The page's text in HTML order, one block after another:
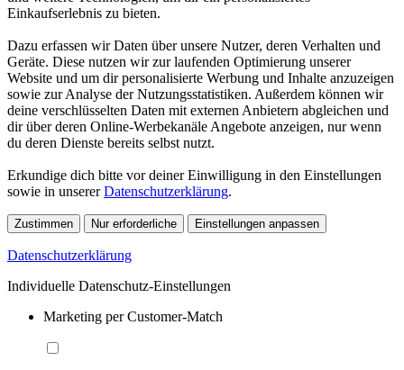
Einkaufserlebnis zu bieten.
Dazu erfassen wir Daten über unsere Nutzer, deren Verhalten und
Geräte. Diese nutzen wir zur laufenden Optimierung unserer
Website und um dir personalisierte Werbung und Inhalte anzuzeigen
sowie zur Analyse der Nutzungsstatistiken. Außerdem können wir
deine verschlüsselten Daten mit externen Anbietern abgleichen und
dir über deren Online-Werbekanäle Angebote anzeigen, nur wenn
du deren Dienste bereits selbst nutzt.
Erkundige dich bitte vor deiner Einwilligung in den Einstellungen
sowie in unsererDatenschutzerklärung.
Zustimmen Nur erforderliche Einstellungen anpassen
Datenschutzerklärung
Individuelle Datenschutz-Einstellungen
Marketing per Customer-Match